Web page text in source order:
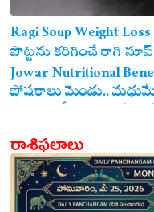
Ragi Soup Weight
పొట్టను కరిగించే రాగి
ఖాయం!
Jowar Nutritional
పోషకాలు మెండు..
గుండె ఆరోగ్యానికి జొన్న
రాశిఫలాలు